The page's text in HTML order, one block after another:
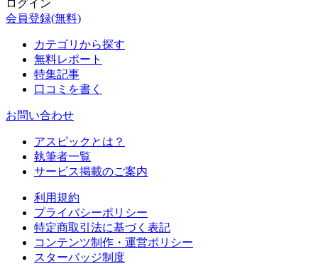
ログイン
会員登録(無料)
カテゴリから探す
無料レポート
特集記事
口コミを書く
お問い合わせ
アスピックとは？
執筆者一覧
サービス掲載のご案内
利用規約
プライバシーポリシー
特定商取引法に基づく表記
コンテンツ制作・運営ポリシー
スターバッジ制度